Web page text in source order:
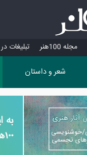
مجله 100هنر تبلیغات در 100هنر
شعر و داستان